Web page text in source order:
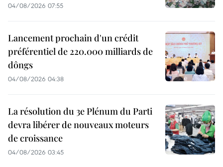
04/08/2026 07:55
Lancement prochain d'un crédit
préférentiel de 220.000 milliards de
dôngs
04/08/2026 04:38
La résolution du 3e Plénum du Parti
devra libérer de nouveaux moteurs
de croissance
04/08/2026 03:45